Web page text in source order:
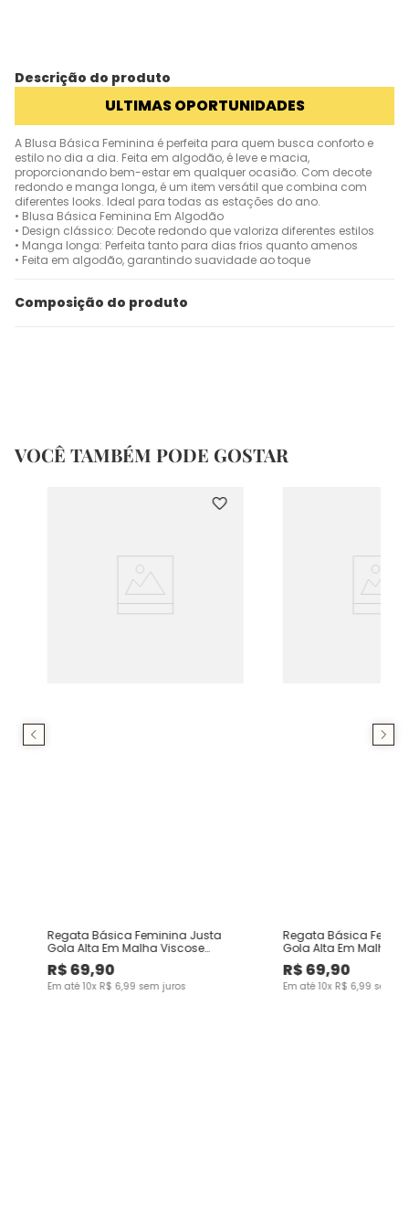
Descrição do produto
ULTIMAS OPORTUNIDADES
A Blusa Básica Feminina é perfeita para quem busca conforto e
estilo no dia a dia. Feita em algodão, é leve e macia,
proporcionando bem-estar em qualquer ocasião. Com decote
redondo e manga longa, é um item versátil que combina com
diferentes looks. Ideal para todas as estações do ano.
• Blusa Básica Feminina Em Algodão
• Design clássico: Decote redondo que valoriza diferentes estilos
• Manga longa: Perfeita tanto para dias frios quanto amenos
• Feita em algodão, garantindo suavidade ao toque
Composição do produto
VOCÊ TAMBÉM PODE GOSTAR
Regata Básica Feminina Justa
Gola Alta Em Malha Viscose
Canelada
R$69,90
Em até10xR$ 6,99 sem juros
Regata Básica
Gola Alta Em Malha
Canelada
R$69,90
Em até10x R$ 6,99 sem